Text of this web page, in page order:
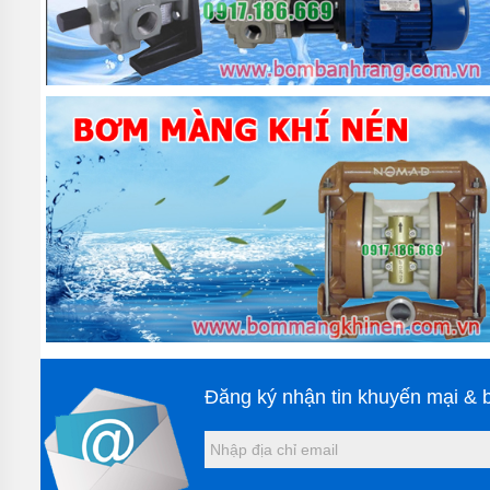
- Sử dụng tại
- Sử dụng cho
Với những ứng
đối với cuộc
Ưu điểm của
Đa dạng lựa
Superclean
đánh bóng sàn.
máy chà sàn
Đăng ký nhận tin khuyến mại &